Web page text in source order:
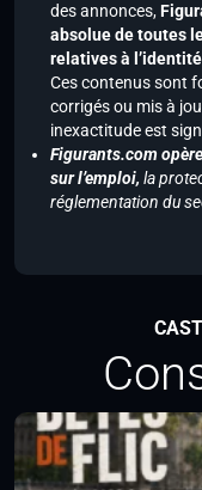
des annonces,
absolue de toutes
relatives à
Ces contenus sont
corrigés ou mis à
inexactitude est
Figurants.com
sur l’emploi, la
réglementation du